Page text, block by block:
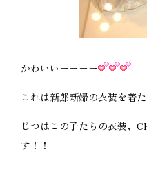
かわいいーーーー
これは新郎新婦の衣装を着
じつはこの子たちの衣装、
す！！